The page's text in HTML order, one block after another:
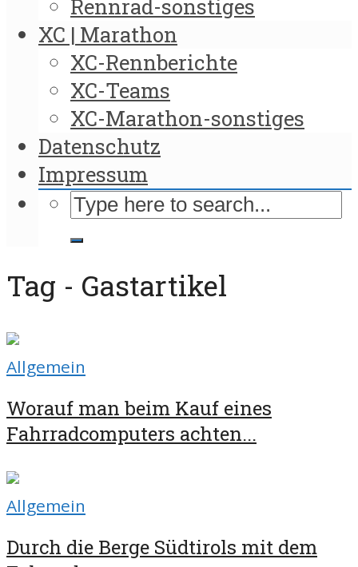
Rennrad-sonstiges
XC | Marathon
XC-Rennberichte
XC-Teams
XC-Marathon-sonstiges
Datenschutz
Impressum
Tag - Gastartikel
Allgemein
Worauf man beim Kauf eines
Fahrradcomputers achten...
Allgemein
Durch die Berge Südtirols mit dem